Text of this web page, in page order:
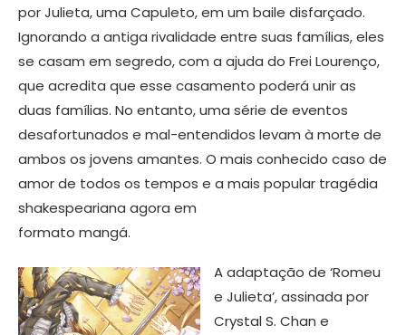
por Julieta, uma Capuleto, em um baile disfarçado.
Ignorando a antiga rivalidade entre suas famílias, eles
se casam em segredo, com a ajuda do Frei Lourenço,
que acredita que esse casamento poderá unir as
duas famílias. No entanto, uma série de eventos
desafortunados e mal-entendidos levam à morte de
ambos os jovens amantes. O mais conhecido caso de
amor de todos os tempos e a mais popular tragédia
shakespeariana agora em
formato mangá.
A adaptação de ‘Romeu
e Julieta’, assinada por
Crystal S. Chan e